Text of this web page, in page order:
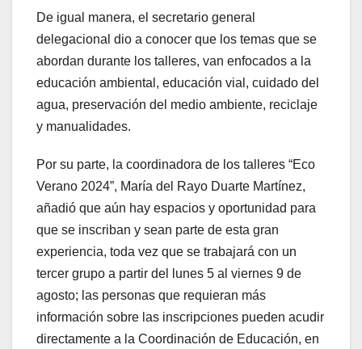
De igual manera, el secretario general
delegacional dio a conocer que los temas que se
abordan durante los talleres, van enfocados a la
educación ambiental, educación vial, cuidado del
agua, preservación del medio ambiente, reciclaje
y manualidades.
Por su parte, la coordinadora de los talleres “Eco
Verano 2024”, María del Rayo Duarte Martínez,
añadió que aún hay espacios y oportunidad para
que se inscriban y sean parte de esta gran
experiencia, toda vez que se trabajará con un
tercer grupo a partir del lunes 5 al viernes 9 de
agosto; las personas que requieran más
información sobre las inscripciones pueden acudir
directamente a la Coordinación de Educación, en